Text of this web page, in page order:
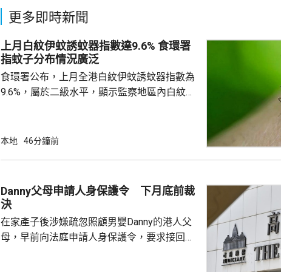
更多即時新聞
上月白紋伊蚊誘蚊器指數達9.6% 食環署
指蚊子分布情況廣泛
食環署公布，上月全港白紋伊蚊誘蚊器指數為
9.6%，屬於二級水平，顯示監察地區內白紋伊
德、長沙灣及馬鞍山，大多位於區內的私人住
迅速繁殖。署方已聯同相關部門，在有關地區
加強防蚊及滅蚊工作；原先在分區誘蚊器指數
達20%時啓動的強化控蚊工...
本地 46分鐘前
Danny父母申請人身保護令 下月底前裁
決
在家產子後涉嫌疏忽照顧男嬰Danny的港人父
母，早前向法庭申請人身保護令，要求接回被